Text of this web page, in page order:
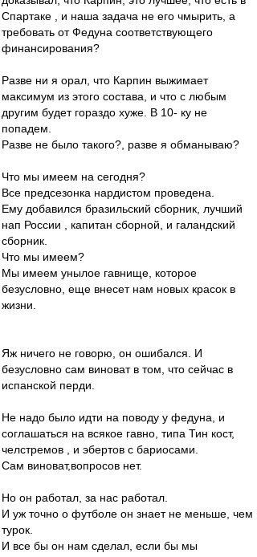
Спартаке , и наша задача не его чмырить, а
требовать от Федуна соответствующего
финансирования?
Разве ни я орал, что Карпин выжимает
максимум из этого состава, и что с любым
другим будет гораздо хуже. В 10- ку не
попадем.
Разве не было такого?, разве я обманываю?
Что мы имеем на сегодня?
Все предсезонка нардистом проведена.
Ему добавился бразильский сборник, лучший
нап России , капитан сборной, и галандский
сборник.
Что мы имеем?
Мы имеем унылое гавнище, которое
безусловно, еще внесет нам новых красок в
жизни.
Яж ничего не говорю, он ошибался. И
безусловно сам виноват в том, что сейчас в
испанской перди.
Не надо было идти на поводу у федуна, и
соглашаться на всякое гавно, типа Тин кост,
челстремов , и эбертов с бариосами.
Сам виноват,вопросов нет.
Но он работал, за нас работал.
И уж точно о футболе он знает не меньше, чем
турок.
И все бы он нам сделал, если бы мы